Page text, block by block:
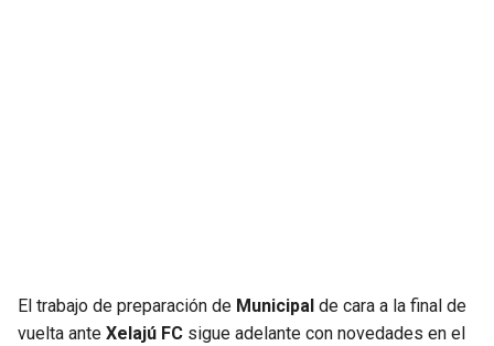
BEARS
SPURS
El trabajo de preparación de Municipal de cara a la final de
vuelta ante Xelajú FC sigue adelante con novedades en el